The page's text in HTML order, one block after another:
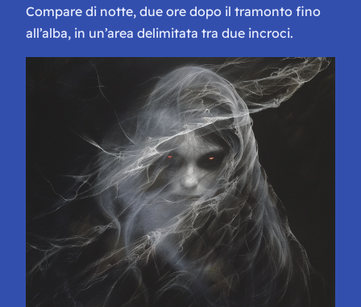
Compare di notte, due ore dopo il tramonto fino
all’alba, in un’area delimitata tra due incroci.